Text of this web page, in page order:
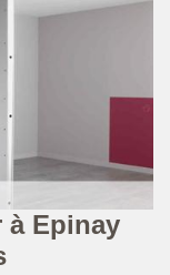
à Epinay